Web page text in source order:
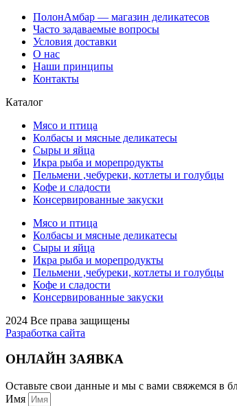
ПолонАмбар — магазин деликатесов
Часто задаваемые вопросы
Условия доставки
О нас
Наши принципы
Контакты
Каталог
Мясо и птица
Колбасы и мясные деликатесы
Сыры и яйца
Икра рыба и морепродукты
Пельмени ,чебуреки, котлеты и голубцы
Кофе и сладости
Консервированные закуски
Мясо и птица
Колбасы и мясные деликатесы
Сыры и яйца
Икра рыба и морепродукты
Пельмени ,чебуреки, котлеты и голубцы
Кофе и сладости
Консервированные закуски
2024 Все права защищены
Разработка сайта
ОНЛАЙН ЗАЯВКА
Оставьте свои данные и мы с вами свяжемся в
Имя